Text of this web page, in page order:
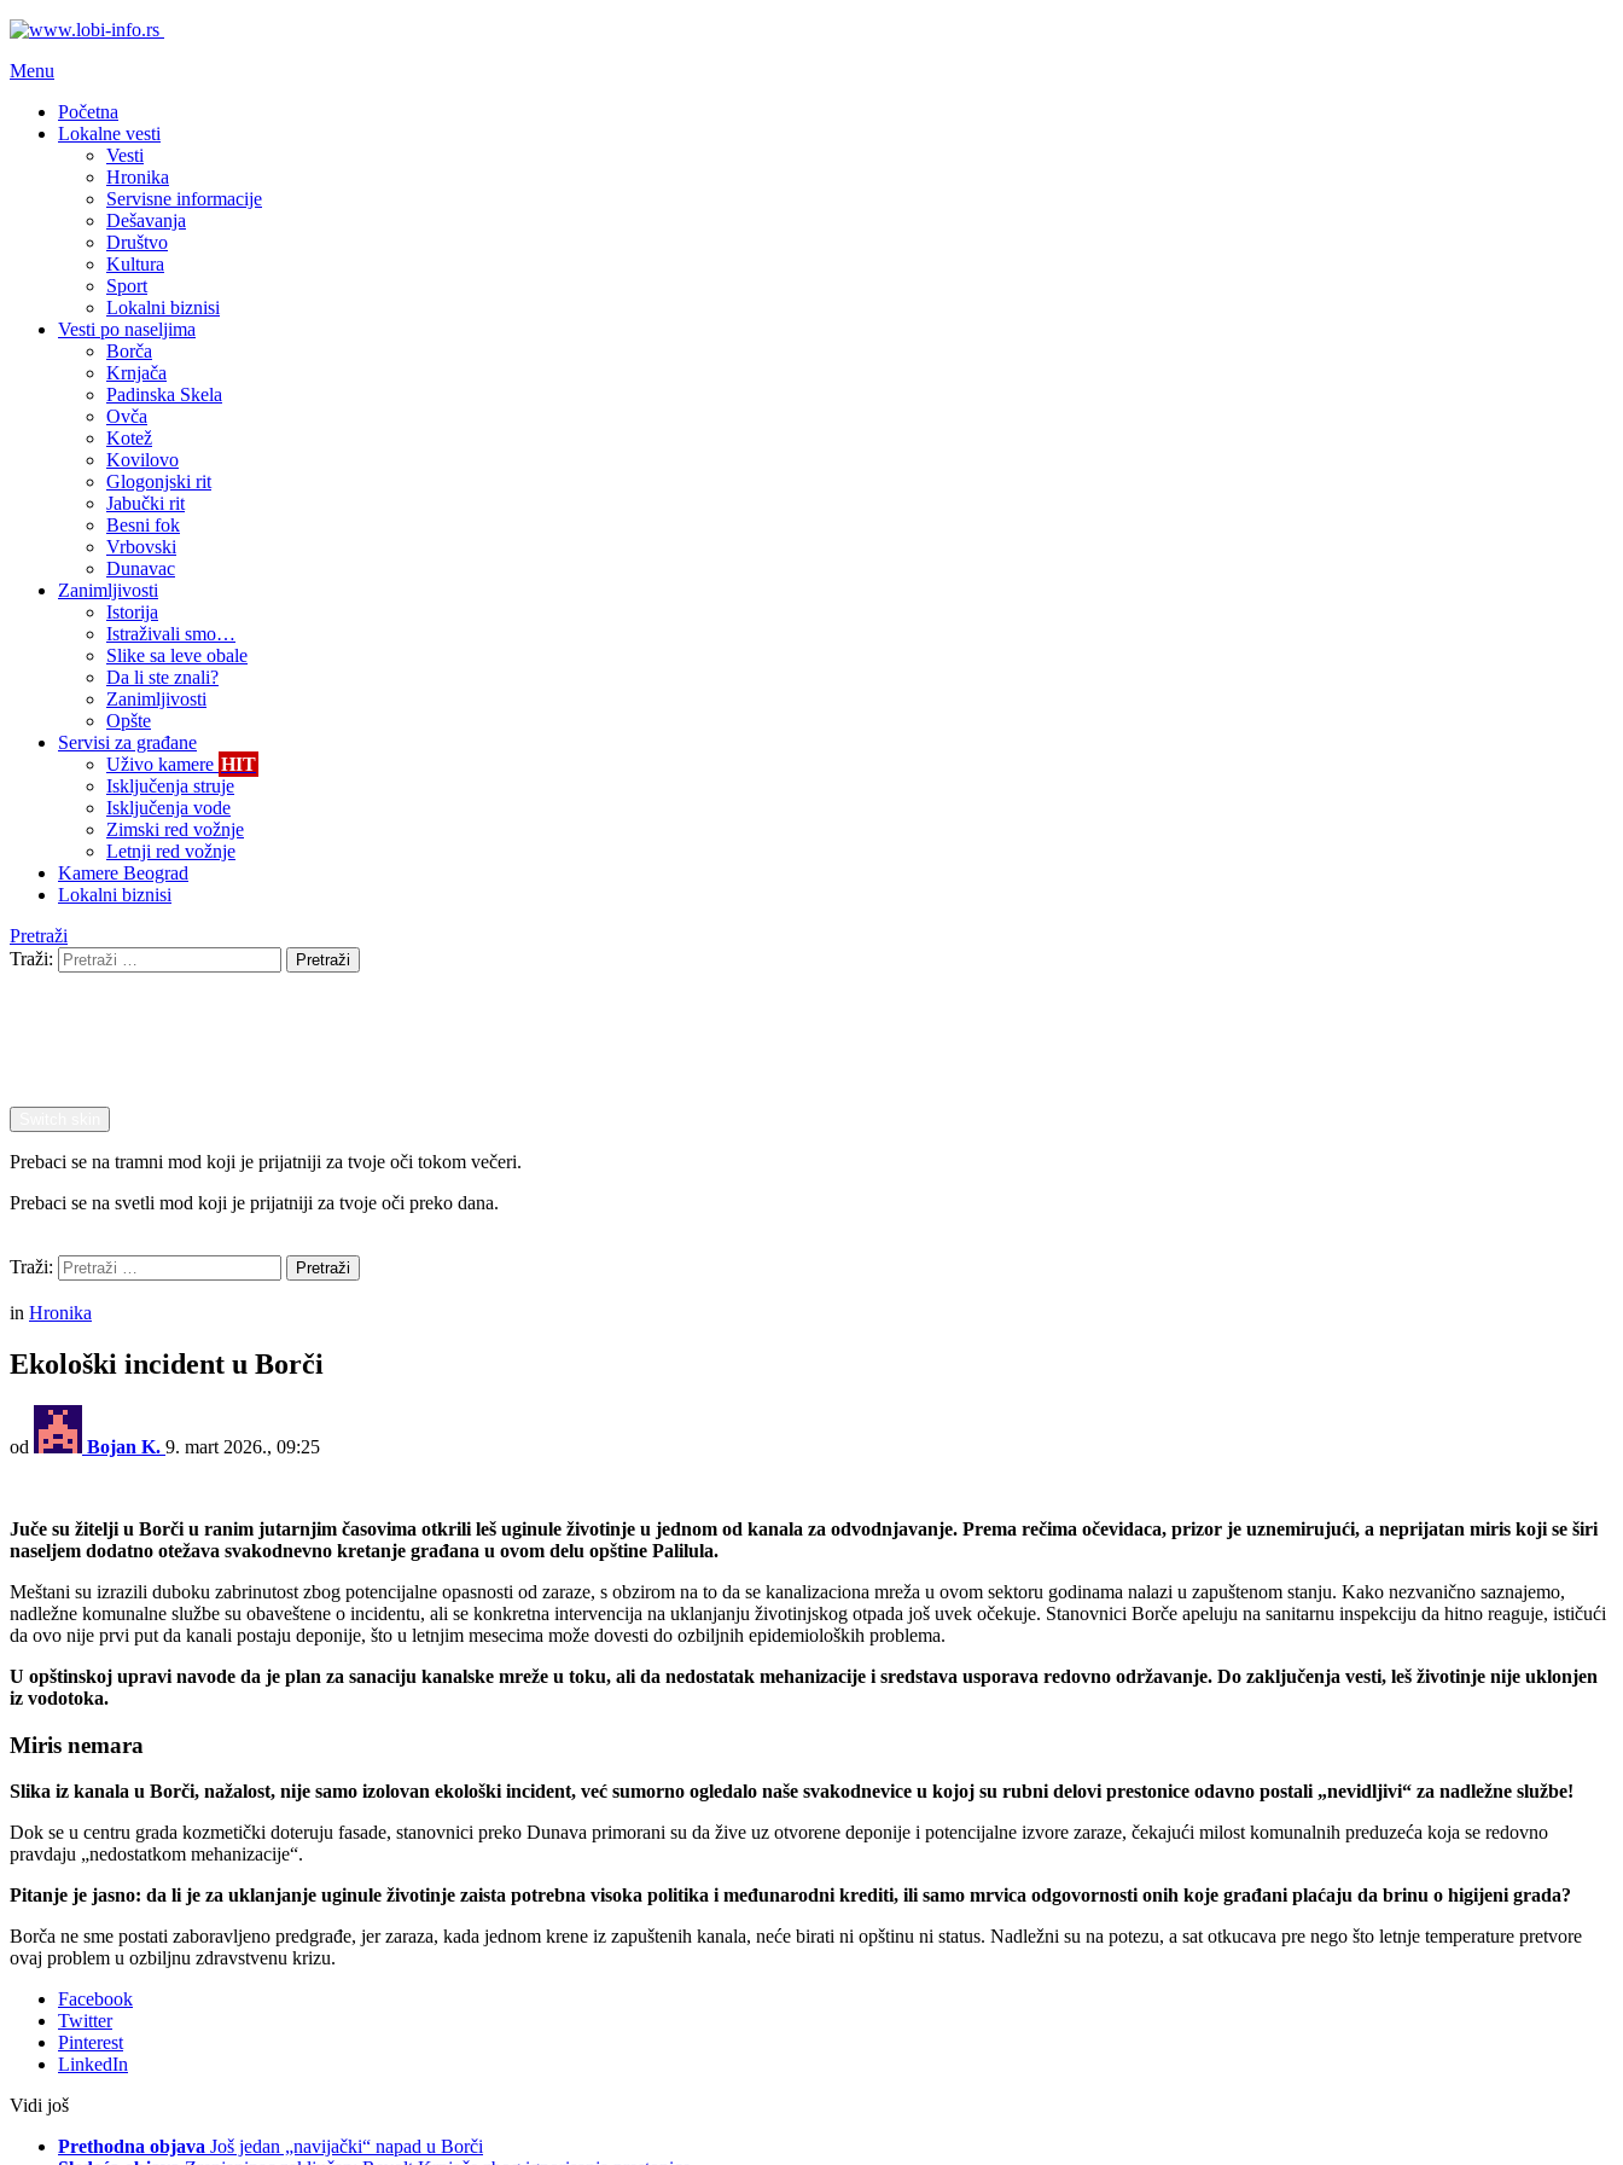
Menu
Početna
Lokalne vesti
Vesti
Hronika
Servisne informacije
Dešavanja
Društvo
Kultura
Sport
Lokalni biznisi
Vesti po naseljima
Borča
Krnjača
Padinska Skela
Ovča
Kotež
Kovilovo
Glogonjski rit
Jabučki rit
Besni fok
Vrbovski
Dunavac
Zanimljivosti
Istorija
Istraživali smo…
Slike sa leve obale
Da li ste znali?
Zanimljivosti
Opšte
Servisi za građane
Uživo kamere HIT
Isključenja struje
Isključenja vode
Zimski red vožnje
Letnji red vožnje
Kamere Beograd
Lokalni biznisi
Pretraži
Traži:
Pretraži
Prebaci se na tramni mod koji je prijatniji za tvoje oči tokom večeri.
Prebaci se na svetli mod koji je prijatniji za tvoje oči preko dana.
Traži:
Pretraži
in Hronika
Ekološki incident u Borči
od Bojan K. 9. mart 2026., 09:25
Juče su žitelji u Borči u ranim jutarnjim časovima otkrili leš uginule životinje u jednom od kanala za odvodnjavanje. Prema rečima očevidaca, prizor je uznemirujući, a neprijatan miris koji se širi
naseljem dodatno otežava svakodnevno kretanje građana u ovom delu opštine Palilula.
Meštani su izrazili duboku zabrinutost zbog potencijalne opasnosti od zaraze, s obzirom na to da se kanalizaciona mreža u ovom sektoru godinama nalazi u zapuštenom stanju. Kako nezvanično saznajemo,
nadležne komunalne službe su obaveštene o incidentu, ali se konkretna intervencija na uklanjanju životinjskog otpada još uvek očekuje. Stanovnici Borče apeluju na sanitarnu inspekciju da hitno reaguje, ističući
da ovo nije prvi put da kanali postaju deponije, što u letnjim mesecima može dovesti do ozbiljnih epidemioloških problema.
U opštinskoj upravi navode da je plan za sanaciju kanalske mreže u toku, ali da nedostatak mehanizacije i sredstava usporava redovno održavanje. Do zaključenja vesti, leš životinje nije uklonjen
iz vodotoka.
Miris nemara
Slika iz kanala u Borči, nažalost, nije samo izolovan ekološki incident, već sumorno ogledalo naše svakodnevice u kojoj su rubni delovi prestonice odavno postali „nevidljivi“ za nadležne službe!
Dok se u centru grada kozmetički doteruju fasade, stanovnici preko Dunava primorani su da žive uz otvorene deponije i potencijalne izvore zaraze, čekajući milost komunalnih preduzeća koja se redovno
pravdaju „nedostatkom mehanizacije“.
Pitanje je jasno: da li je za uklanjanje uginule životinje zaista potrebna visoka politika i međunarodni krediti, ili samo mrvica odgovornosti onih koje građani plaćaju da brinu o higijeni grada?
Borča ne sme postati zaboravljeno predgrađe, jer zaraza, kada jednom krene iz zapuštenih kanala, neće birati ni opštinu ni status. Nadležni su na potezu, a sat otkucava pre nego što letnje temperature pretvore
ovaj problem u ozbiljnu zdravstvenu krizu.
Facebook
Twitter
Pinterest
LinkedIn
Vidi još
Prethodna objava Još jedan „navijački“ napad u Borči